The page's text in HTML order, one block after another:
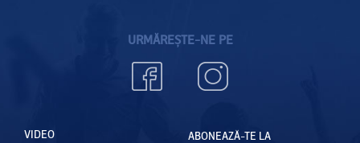
URMĂREȘTE-NE PE
VIDEO
ABONEAZĂ-TE LA